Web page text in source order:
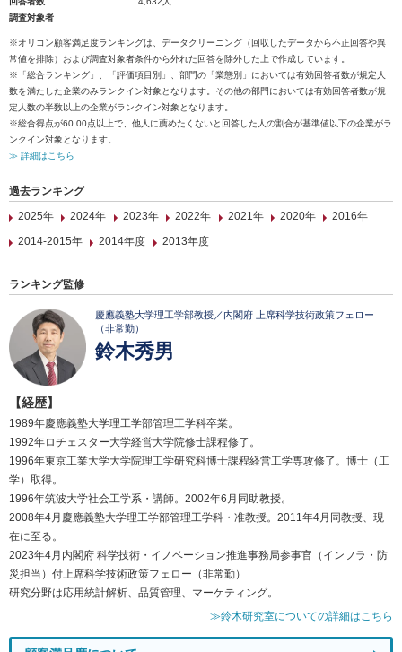
調査対象者
※オリコン顧客満足度ランキングは、データクリーニング（回収したデータから不正回答や異
常値を排除）および調査対象者条件から外れた回答を除外した上で作成しています。
※「総合ランキング」、「評価項目別」、部門の「業態別」においては有効回答者数が規定人
数を満たした企業のみランクイン対象となります。その他の部門においては有効回答者数が規
定人数の半数以上の企業がランクイン対象となります。
※総合得点が60.00点以上で、他人に薦めたくないと回答した人の割合が基準値以下の企業がラ
ンクイン対象となります。
≫ 詳細はこちら
過去ランキング
2025年
2024年 2023年 2022年 2021年 2020年
2016年
2014-2015年
2014年度 2013年度
ランキング監修
慶應義塾大学理工学部教授／内閣府 上席科学技術政策フェロー
（非常勤）
鈴木秀男
【経歴】
1989年慶應義塾大学理工学部管理工学科卒業。
1992年ロチェスター大学経営大学院修士課程修了。
1996年東京工業大学大学院理工学研究科博士課程経営工学専攻修了。博士（工
学）取得。
1996年筑波大学社会工学系・講師。2002年6月同助教授。
2008年4月慶應義塾大学理工学部管理工学科・准教授。2011年4月同教授、現
在に至る。
2023年4月内閣府 科学技術・イノベーション推進事務局参事官（インフラ・防
災担当）付上席科学技術政策フェロー（非常勤）
研究分野は応用統計解析、品質管理、マーケティング。
≫鈴木研究室についての詳細はこちら